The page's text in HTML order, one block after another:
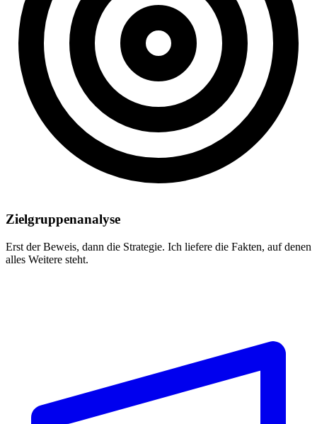
Zielgruppenanalyse
Erst der Beweis, dann die Strategie. Ich liefere die Fakten, auf denen
alles Weitere steht.